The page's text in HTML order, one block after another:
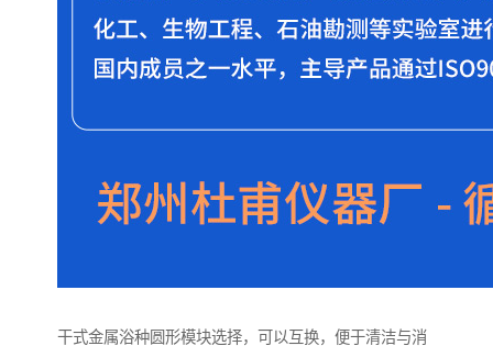
干式金属浴种圆形模块选择，可以互换，便于清洁与消